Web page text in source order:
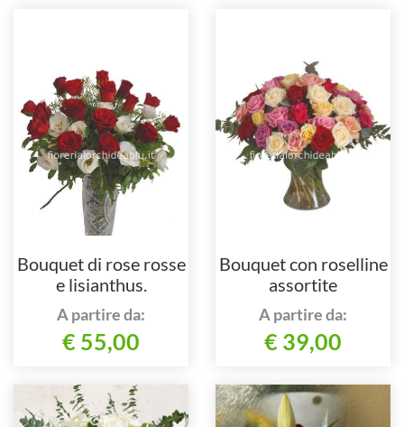
Bouquet di rose rosse
e lisianthus.
A partire da:
€ 55,00
Bouquet con roselline
assortite
A partire da:
€ 39,00